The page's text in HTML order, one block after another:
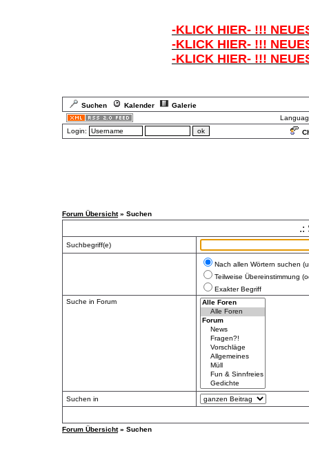
-KLICK HIER- !!!
-KLICK HIER- !!!
-KLICK HIER- !!!
Suchen Kalender
Galerie
Login:
Forum Übersicht» Suchen
.:
Suchbegriff(e)
Nach allen Wörtern suchen
Teilweise Übereinstimmung
Exakter Begriff
Suche in Forum
Suchen in
Forum Übersicht» Suchen